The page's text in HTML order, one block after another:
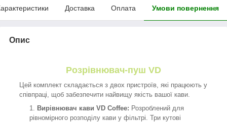
Доставка Оплата Умови повернення
Опис
Розрівнювач-пуш VD
Цей комплект складається з двох пристроїв, які працюють у
співпраці, щоб забезпечити найвищу якість вашої кави.
Вирівнювач кави VD Coffee: Розроблений для
рівномірного розподілу кави у фільтрі. Три кутові